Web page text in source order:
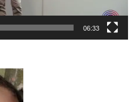
06:33